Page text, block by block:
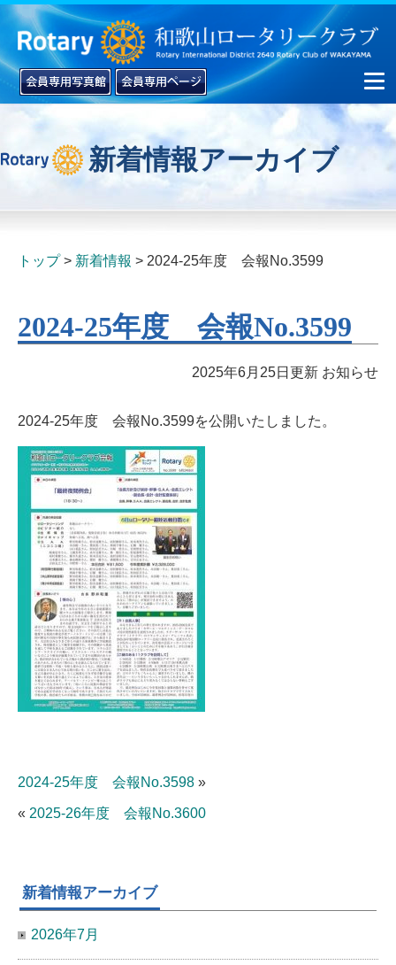
新着情報アーカイブ
トップ 新着情報 2024-25年度 会報No.3599
2024-25年度 会報No.3599
2025年6月25日更新 お知らせ
2024-25年度 会報No.3599を公開いたしました。
2024-25年度 会報No.3598 »
« 2025-26年度 会報No.3600
新着情報アーカイブ
2026年7月